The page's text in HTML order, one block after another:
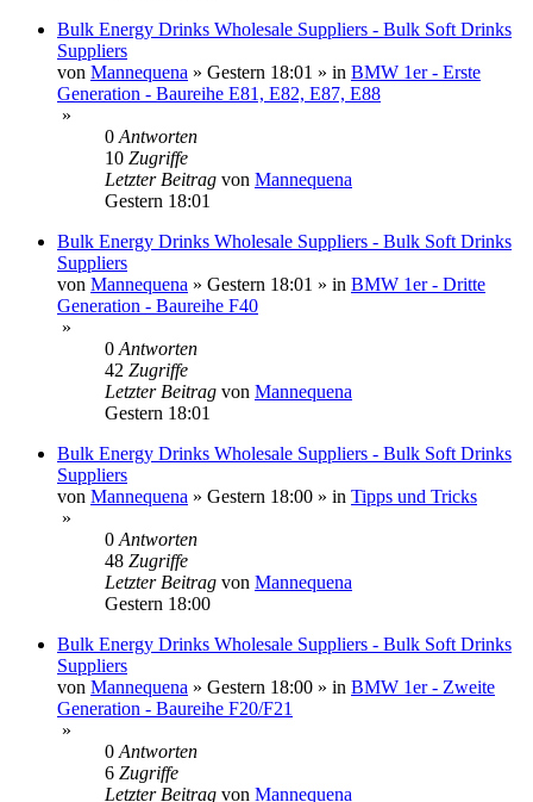
Bulk Energy Drinks Wholesale Suppliers - Bulk Soft Drinks
Suppliers
von Mannequena » Gestern 18:01 » in BMW 1er - Erste
Generation - Baureihe E81, E82, E87, E88
»
0 Antworten
10 Zugriffe
Letzter Beitrag von Mannequena
Gestern 18:01
Bulk Energy Drinks Wholesale Suppliers - Bulk Soft Drinks
Suppliers
von Mannequena » Gestern 18:01 » in BMW 1er - Dritte
Generation - Baureihe F40
»
0 Antworten
42 Zugriffe
Letzter Beitrag von Mannequena
Gestern 18:01
Bulk Energy Drinks Wholesale Suppliers - Bulk Soft Drinks
Suppliers
von Mannequena » Gestern 18:00 » in Tipps und Tricks
»
0 Antworten
48 Zugriffe
Letzter Beitrag von Mannequena
Gestern 18:00
Bulk Energy Drinks Wholesale Suppliers - Bulk Soft Drinks
Suppliers
von Mannequena » Gestern 18:00 » in BMW 1er - Zweite
Generation - Baureihe F20/F21
»
0 Antworten
6 Zugriffe
Letzter Beitrag von Mannequena